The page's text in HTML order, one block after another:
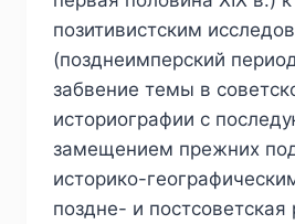
позитивистским
(позднеимперский
забвение темы в
историографии с
замещением прежних
историко-
поздне- и